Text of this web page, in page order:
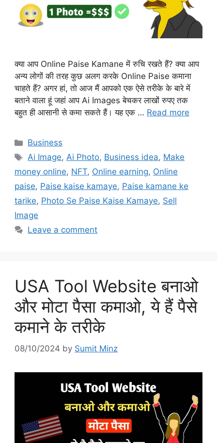
क्या आप Online Paise Kamane में रुचि रखते हैं? क्या आप
अन्य लोगों की तरह कुछ अलग करके Online Paise कमाना
चाहते हैं? अगर हां, तो आज मैं आपको एक ऐसे तरीके के बारे में
बताने वाला हूं जहां आप Ai Images बेचकर लाखों रुपए तक
बहुत ही आसानी से कमा सकते हैं। यह एक … Read more
Categories
Business
Tags
Ai Image,Ai Photo, Business idea, Make
money online, NFT, Online earning, Online
paise, Paise kaise kamaye, Paise kamane ke
tarike, Photo Se Paise Kaise Kamaye, Sell
Image
Leave a comment
USA Tool Website बनाओ
और मोटा पैसा कमाओ, ये हैं पैसे
कमाने के तरीके
08/10/2024 by Sumit Minz